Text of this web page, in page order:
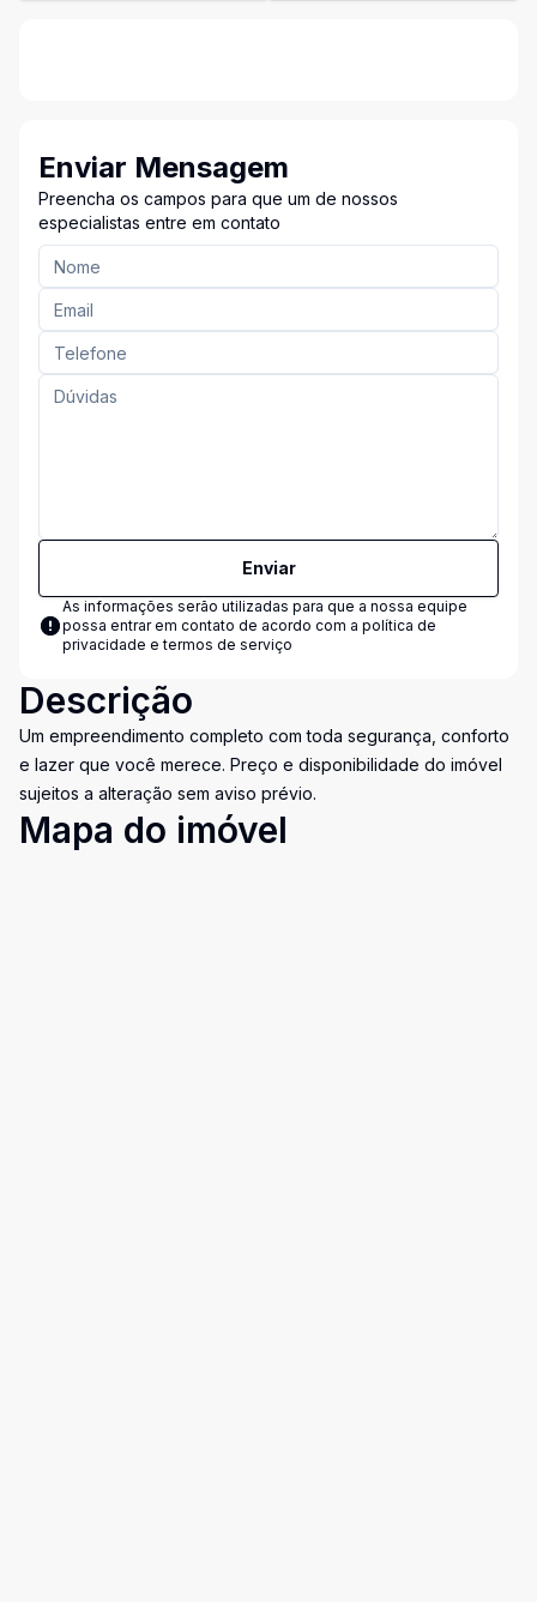
Enviar Mensagem
Preencha os campos para que um de nossos
especialistas entre em contato
Enviar
As informações serão utilizadas para que a nossa equipe
possa entrar em contato de acordo com a política de
privacidade e termos de serviço
Descrição
Um empreendimento completo com toda segurança, conforto
e lazer que você merece. Preço e disponibilidade do imóvel
sujeitos a alteração sem aviso prévio.
Mapa do imóvel